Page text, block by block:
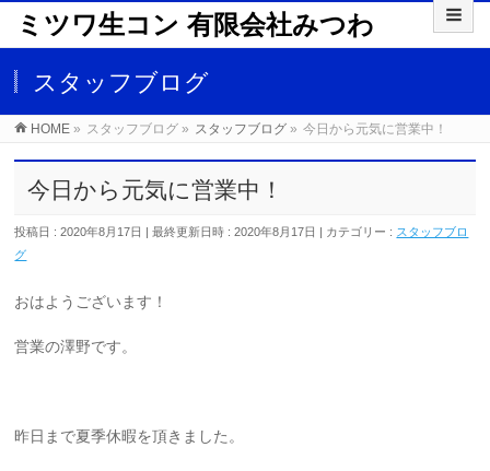
ミツワ生コン 有限会社みつわ
スタッフブログ
HOME » スタッフブログ » スタッフブログ » 今日から元気に営業中！
今日から元気に営業中！
投稿日 : 2020年8月17日 最終更新日時 : 2020年8月17日 カテゴリー : スタッフブロ
グ
おはようございます！
営業の澤野です。
昨日まで夏季休暇を頂きました。